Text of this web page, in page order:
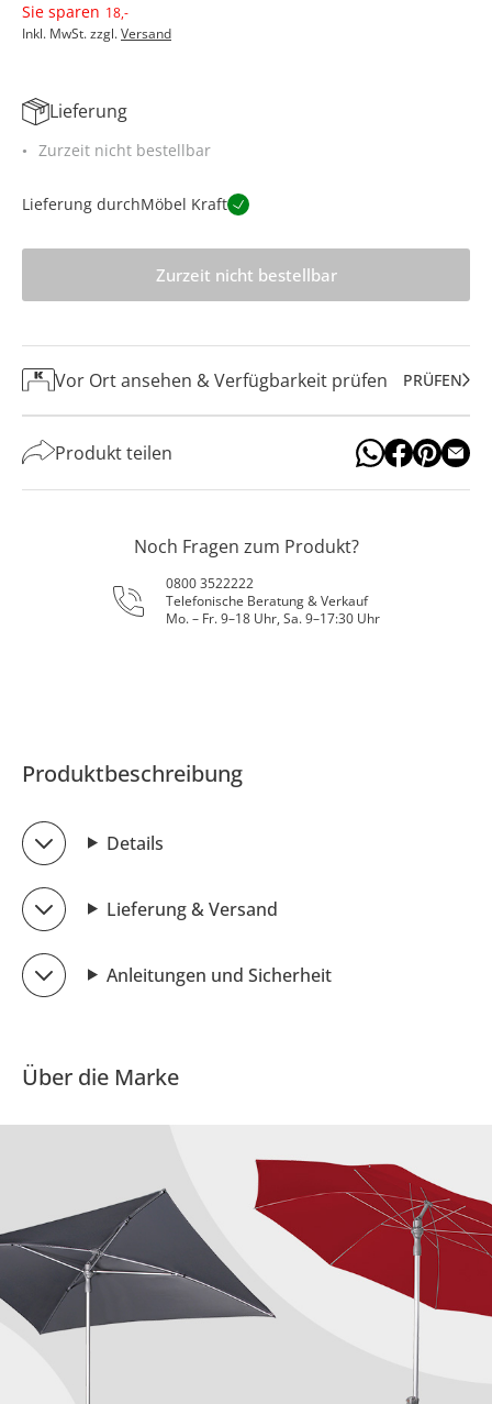
Sie sparen 18,-
Inkl. MwSt. zzgl.Versand
Lieferung
Zurzeit nicht bestellbar
Lieferung durchMöbel Kraft
Zurzeit nicht bestellbar
Vor Ort ansehen & Verfügbarkeit prüfen PRÜFEN
Produkt teilen
Noch Fragen zum Produkt?
0800 3522222
Telefonische Beratung & Verkauf
Mo. – Fr. 9–18 Uhr, Sa. 9–17:30 Uhr
Produktbeschreibung
Details
Lieferung & Versand
Anleitungen und Sicherheit
Über die Marke